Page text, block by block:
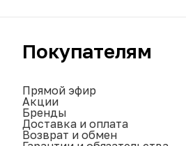
Покупателям
Прямой эфир
Акции
Бренды
Доставка и оплата
Возврат и обмен